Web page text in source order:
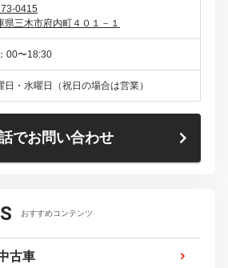
0415
県三木市府内町４０１－１
00〜18:30
日・水曜日（祝日の場合は営業）
でお問い合わせ
おすすめコンテンツ
古車